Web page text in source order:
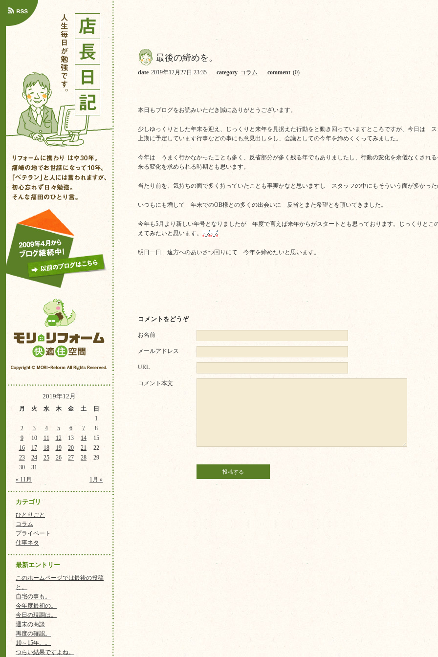
2019年12月
月 火 水 木 金 土 日
« 11月 1月 »
1
2
3 4 5 6 7
8
9
10 11 12 13 14
15
16
17 18 19 20 21
22
23
24 25 26 27 28
29
30
31
カテゴリ
ひとりごと
コラム
プライベート
仕事ネタ
最新エントリー
このホームページでは最後の投稿
と。
自宅の事も。
今年度最初の。
今日の現調は。
週末の商談
再度の確認。
10～15年。。
つらい結果ですよね。
最後の締めを。
date 2019年12月27日 23:35 category コラム comment (0)
本日もブログをお読みいただき誠にありがとうございます。
少しゆっくりとした年末を迎え、じっくりと来年を見据えた行動をと動き回っていますところですが、今日
上期に予定しています行事などの事にも意見出しをし、会議としての今年を締めくくってみました。
今年は うまく行かなかったことも多く、反省部分が多く残る年でもありましたし、行動の変化を余儀なくされ
来る変化を求められる時期とも思います。
当たり前を、気持ちの面で多く持っていたことも事実かなと思いますし スタッフの中にもそういう面が多かっ
いつもにも増して 年末でのOB様との多くの出会いに 反省とまた希望とを頂いてきました。
今年も5月より新しい年号となりましたが 年度で言えば来年からがスタートとも思っております。じっくりと
えてみたいと思います。
明日一日 遠方へのあいさつ回りにて 今年を締めたいと思います。
コメントをどうぞ
お名前
メールアドレス
URL
コメント本文